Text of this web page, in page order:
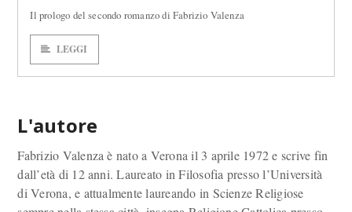
Il prologo del secondo romanzo di Fabrizio Valenza
LEGGI
L'autore
Fabrizio Valenza è nato a Verona il 3 aprile 1972 e scrive fin
dall’età di 12 anni. Laureato in Filosofia presso l’Università
di Verona, e attualmente laureando in Scienze Religiose